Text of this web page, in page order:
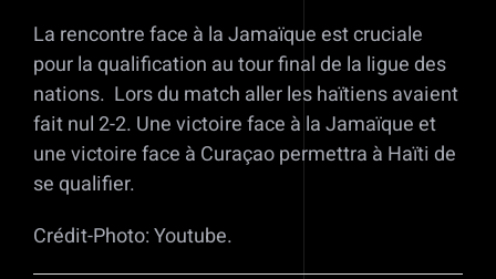
La rencontre face à la Jamaïque est cruciale
pour la qualification au tour final de la ligue des
nations. Lors du match aller les haïtiens avaient
fait nul 2-2. Une victoire face à la Jamaïque et
une victoire face à Curaçao permettra à Haïti de
se qualifier.
Crédit-Photo: Youtube.